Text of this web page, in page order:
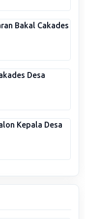
Bakal Cakades
Desa
Kepala Desa